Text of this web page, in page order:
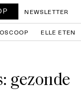
NEWSLETTER
ELLE ETEN
gezonde